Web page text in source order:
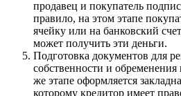
продавец и покупатель
правило, на этом этапе
ячейку или на банковский
может получить эти деньги.
Подготовка документов для
собственности и
же этапе оформляется
которому кредитор имеет